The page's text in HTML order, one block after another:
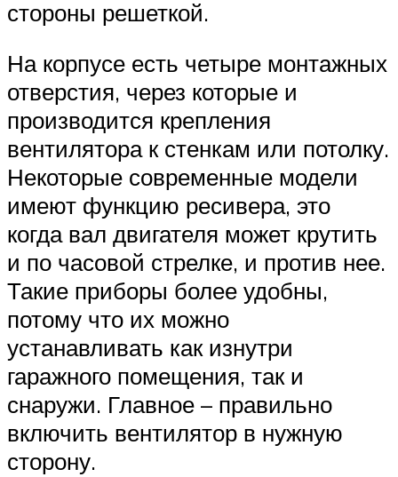
стороны решеткой.
На корпусе есть четыре монтажных
отверстия, через которые и
производится крепления
вентилятора к стенкам или потолку.
Некоторые современные модели
имеют функцию ресивера, это
когда вал двигателя может крутить
и по часовой стрелке, и против нее.
Такие приборы более удобны,
потому что их можно
устанавливать как изнутри
гаражного помещения, так и
снаружи. Главное – правильно
включить вентилятор в нужную
сторону.